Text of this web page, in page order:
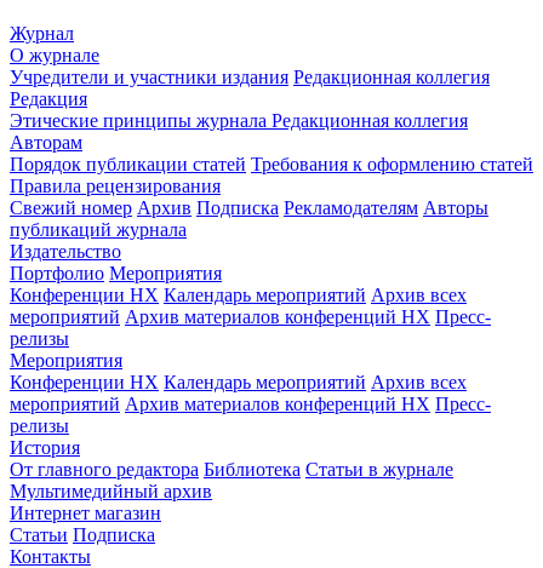
Журнал
О журнале
Учредители и участники издания Редакционная коллегия
Редакция
Этические принципы журнала Редакционная коллегия
Авторам
Порядок публикации статей Требования к оформлению статей
Правила рецензирования
Свежий номер Архив Подписка Рекламодателям Авторы
публикаций журнала
Издательство
Портфолио Мероприятия
Конференции НХ Календарь мероприятий Архив всех
мероприятий Архив материалов конференций НХ Пресс-
релизы
Мероприятия
Конференции НХ Календарь мероприятий Архив всех
мероприятий Архив материалов конференций НХ Пресс-
релизы
История
От главного редактора Библиотека Статьи в журнале
Мультимедийный архив
Интернет магазин
Статьи Подписка
Контакты